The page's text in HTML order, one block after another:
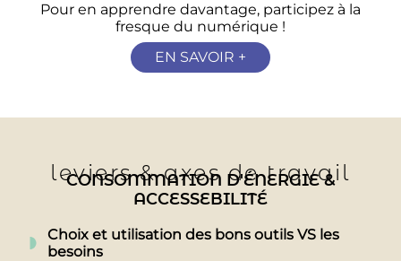
Pour en apprendre davantage, participez à la
fresque du numérique !
EN SAVOIR +
leviers & axes de travail
CONSOMMATION D'ÉNERGIE &
ACCESSEBILITÉ
Choix et utilisation des bons outils VS les
besoins